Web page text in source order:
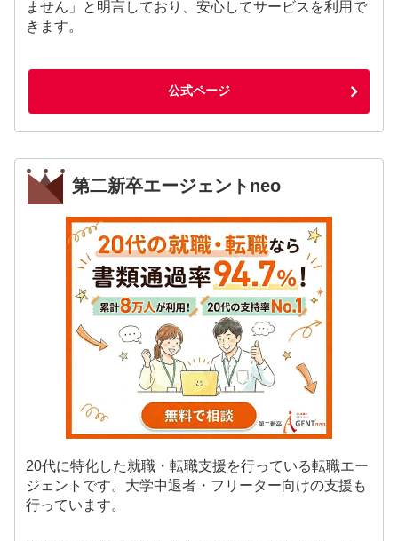
ません」と明言しており、安心してサービスを利用で
きます。
公式ページ
第二新卒エージェントneo
20代に特化した就職・転職支援を行っている転職エー
ジェントです。大学中退者・フリーター向けの支援も
行っています。